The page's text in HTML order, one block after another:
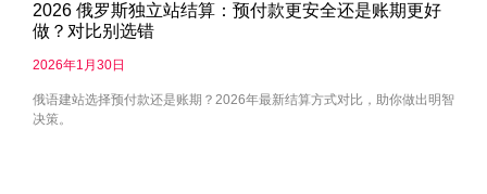
2026 俄罗斯独立站结算：预付款更安全还是账期更好
做？对比别选错
2026年1月30日
俄语建站选择预付款还是账期？2026年最新结算方式对比，助你做出明智
决策。